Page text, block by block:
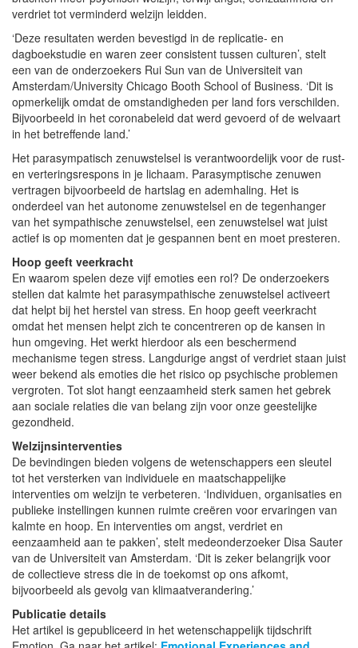
verdriet tot verminderd welzijn leidden.
‘Deze resultaten werden bevestigd in de replicatie- en
dagboekstudie en waren zeer consistent tussen culturen’, stelt
een van de onderzoekers Rui Sun van de Universiteit van
Amsterdam/University Chicago Booth School of Business. ‘Dit is
opmerkelijk omdat de omstandigheden per land fors verschilden.
Bijvoorbeeld in het coronabeleid dat werd gevoerd of de welvaart
in het betreffende land.’
Het parasympatisch zenuwstelsel is verantwoordelijk voor de rust-
en verteringsrespons in je lichaam. Parasymptische zenuwen
vertragen bijvoorbeeld de hartslag en ademhaling. Het is
onderdeel van het autonome zenuwstelsel en de tegenhanger
van het sympathische zenuwstelsel, een zenuwstelsel wat juist
actief is op momenten dat je gespannen bent en moet presteren.
Hoop geeft veerkracht
En waarom spelen deze vijf emoties een rol? De onderzoekers
stellen dat kalmte het parasympathische zenuwstelsel activeert
dat helpt bij het herstel van stress. En hoop geeft veerkracht
omdat het mensen helpt zich te concentreren op de kansen in
hun omgeving. Het werkt hierdoor als een beschermend
mechanisme tegen stress. Langdurige angst of verdriet staan juist
weer bekend als emoties die het risico op psychische problemen
vergroten. Tot slot hangt eenzaamheid sterk samen het gebrek
aan sociale relaties die van belang zijn voor onze geestelijke
gezondheid.
Welzijnsinterventies
De bevindingen bieden volgens de wetenschappers een sleutel
tot het versterken van individuele en maatschappelijke
interventies om welzijn te verbeteren. ‘Individuen, organisaties en
publieke instellingen kunnen ruimte creëren voor ervaringen van
kalmte en hoop. En interventies om angst, verdriet en
eenzaamheid aan te pakken’, stelt medeonderzoeker Disa Sauter
van de Universiteit van Amsterdam. ‘Dit is zeker belangrijk voor
de collectieve stress die in de toekomst op ons afkomt,
bijvoorbeeld als gevolg van klimaatverandering.’
Publicatie details
Het artikel is gepubliceerd in het wetenschappelijk tijdschrift